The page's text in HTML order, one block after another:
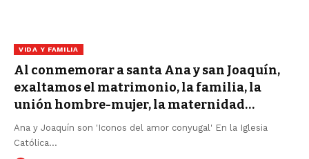
VIDA Y FAMILIA
Al conmemorar a santa Ana y san Joaquín,
exaltamos el matrimonio, la familia, la
unión hombre-mujer, la maternidad…
Ana y Joaquín son 'Iconos del amor conyugal' En la Iglesia
Católica…